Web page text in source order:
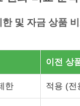
한 및 자금 상품
이전 상
한 적용 (전